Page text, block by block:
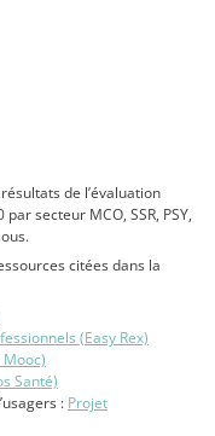
de l’évaluation
secteur MCO, SSR, PSY,
citées dans la
(Easy Rex)
Santé)
: Projet